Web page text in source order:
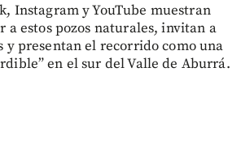
Instagram y YouTube muestran
a estos pozos naturales, invitan a
y presentan el recorrido como una
en el sur del Valle de Aburrá.